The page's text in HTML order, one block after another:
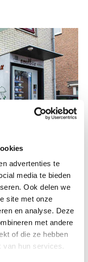
advertenties te
media te bieden
Ook delen we
site met onze
en analyse. Deze
met andere
of die ze hebben
van hun services.
zijn gevuld met